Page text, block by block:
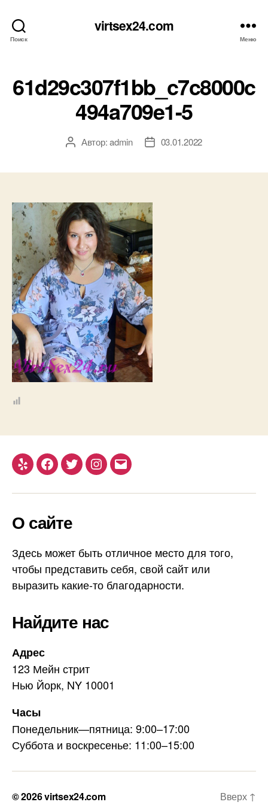
Поиск
virtsex24.com
Меню
61d29c307f1bb_c7c8000c
494a709e1-5
АвторАвтор:admin
Дата03.01.2022
Yelp Facebook
TwitterInstagram
Email
О сайте
Здесь может быть отличное место для того,
чтобы представить себя, свой сайт или
выразить какие-то благодарности.
Найдите нас
Адрес
123 Мейн стрит
Нью Йорк, NY 10001
Часы
Понедельник—пятница: 9:00–17:00
Суббота и воскресенье: 11:00–15:00
© 2026virtsex24.com Вверх ↑